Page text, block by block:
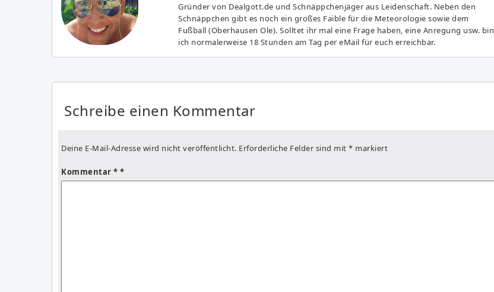
Gründer von Dealgott.de und Schnäppchenjäger aus Leidenschaft. Neben den
Schnäppchen gibt es noch ein großes Fai­ble für die Meteorologie sowie dem
Fußball (Oberhausen Ole). Solltet ihr mal eine Frage haben, eine Anregung usw. bin
ich normalerweise 18 Stunden am Tag per eMail für euch erreichbar.
Schreibe einen Kommentar
Deine E-Mail-Adresse wird nicht veröffentlicht. Erforderliche Felder sind mit * markiert
Kommentar *